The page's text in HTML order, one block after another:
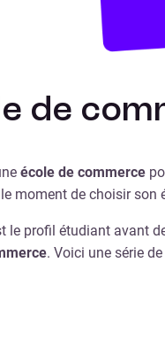
de
école de commerce
de choisir
profil étudiant avant
. Voici une série de